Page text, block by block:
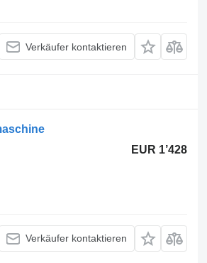
Verkäufer kontaktieren
EUR 1’428
Verkäufer kontaktieren